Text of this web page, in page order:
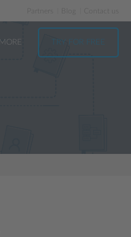
Partners
MORE TRY FOR FREE